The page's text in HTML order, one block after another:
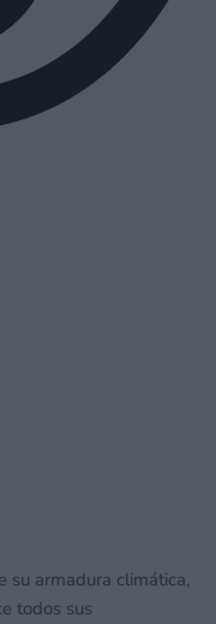
su armadura climática,
todos sus